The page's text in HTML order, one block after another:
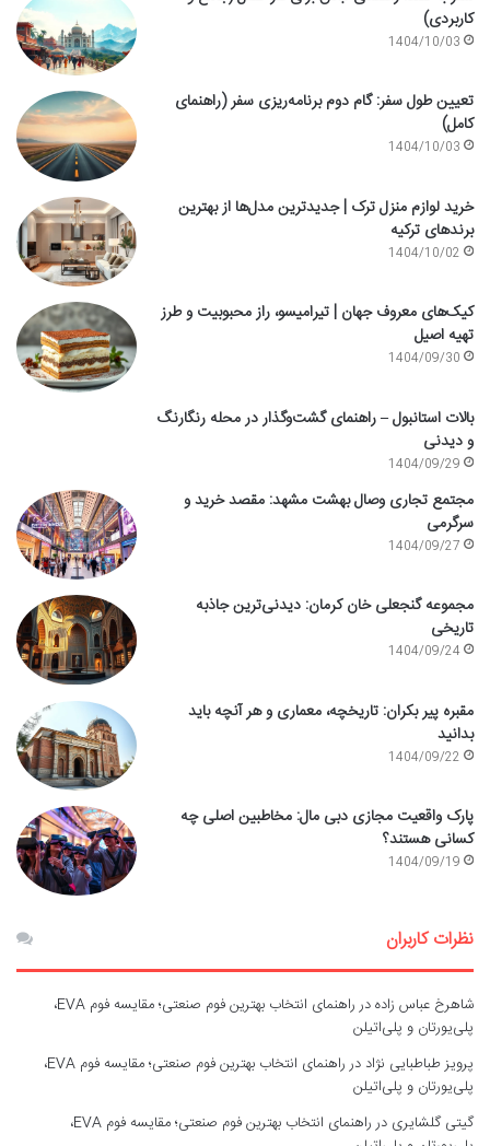
کاربردی)
1404/10/03
تعیین طول سفر: گام دوم برنامه‌ریزی سفر (راهنمای
کامل)
1404/10/03
خرید لوازم منزل ترک | جدیدترین مدل‌ها از بهترین
برندهای ترکیه
1404/10/02
کیک‌های معروف جهان | تیرامیسو، راز محبوبیت و طرز
تهیه اصیل
1404/09/30
بالات استانبول – راهنمای گشت‌وگذار در محله رنگارنگ
و دیدنی
1404/09/29
مجتمع تجاری وصال بهشت مشهد: مقصد خرید و
سرگرمی
1404/09/27
مجموعه گنجعلی خان کرمان: دیدنی‌ترین جاذبه
تاریخی
1404/09/24
مقبره پیر بکران: تاریخچه، معماری و هر آنچه باید
بدانید
1404/09/22
پارک واقعیت مجازی دبی مال: مخاطبین اصلی چه
کسانی هستند؟
1404/09/19
نظرات کاربران
شاهرخ عباس زادهدر
راهنمای انتخاب بهترین فوم صنعتی؛ مقایسه فوم EVA،
پلی‌یورتان و پلی‌اتیلن
پرویز طباطبایی نژاد در
راهنمای انتخاب بهترین فوم صنعتی؛ مقایسه فوم EVA،
پلی‌یورتان و پلی‌اتیلن
گیتی گلشایری در
راهنمای انتخاب بهترین فوم صنعتی؛ مقایسه فوم EVA،